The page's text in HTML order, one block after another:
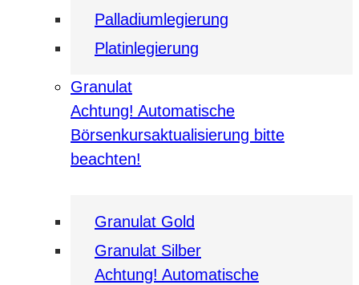
Palladiumlegierung
Platinlegierung
Granulat
Achtung! Automatische
Börsenkursaktualisierung bitte
beachten!
Granulat Gold
Granulat Silber
Achtung! Automatische